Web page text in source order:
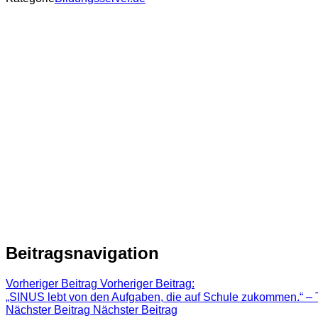
Beitragsnavigation
Vorheriger Beitrag Vorheriger Beitrag:
„SINUS lebt von den Aufgaben, die auf Schule zukommen.“
Nächster Beitrag Nächster Beitrag